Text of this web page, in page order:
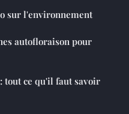
sur l'environnement
autofloraison pour
tout ce qu'il faut savoir